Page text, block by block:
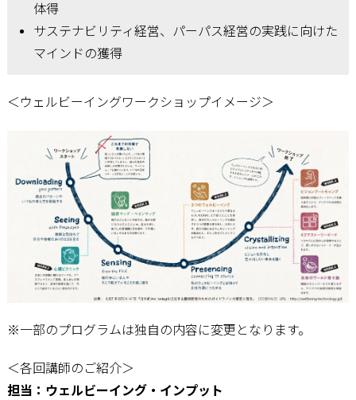
体得
サステナビリティ経営、パーパス経営の実践に向けた
マインドの獲得
＜ウェルビーイングワークショップイメージ＞
※一部のプログラムは独自の内容に変更となります。
＜各回講師のご紹介＞
担当：ウェルビーイング・インプット